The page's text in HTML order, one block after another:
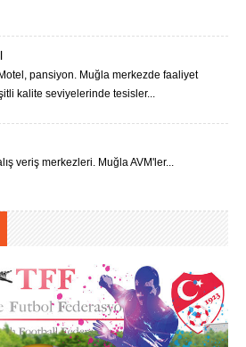
pansiyon. Muğla merkezde faaliyet
kalite seviyelerinde tesisler...
veriş merkezleri. Muğla AVM'ler...